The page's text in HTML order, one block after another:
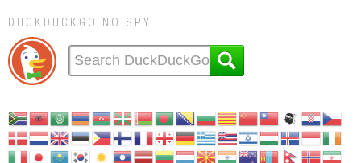
DUCKDUCKGO NO SPY